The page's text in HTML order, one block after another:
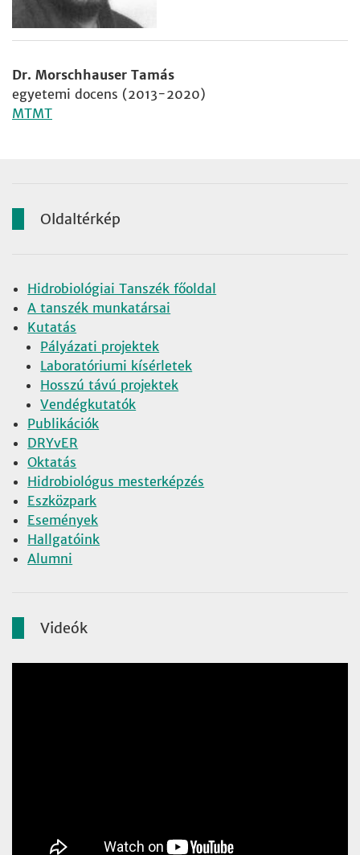
Dr. Morschhauser Tamás
egyetemi docens (2013-2020)
MTMT
Oldaltérkép
Hidrobiológiai Tanszék főoldal
A tanszék munkatársai
Kutatás
Pályázati projektek
Laboratóriumi kísérletek
Hosszú távú projektek
Vendégkutatók
Publikációk
DRYvER
Oktatás
Hidrobiológus mesterképzés
Eszközpark
Események
Hallgatóink
Alumni
Videók